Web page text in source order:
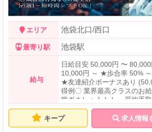
エリア 池袋北口/西口
最寄り駅 池袋駅
給与
日給目安 50,000円 〜
10,000円 ～ ★歩合率 50%
★友達紹介ボーナスあり
得例〇 業界最高クラスのお
稼ぎましょう！！ ー平均
￥16,000 120分 → ￥
率の表記なのでそれ以上も
◇オプション・指名料フル
キープ 求人情報